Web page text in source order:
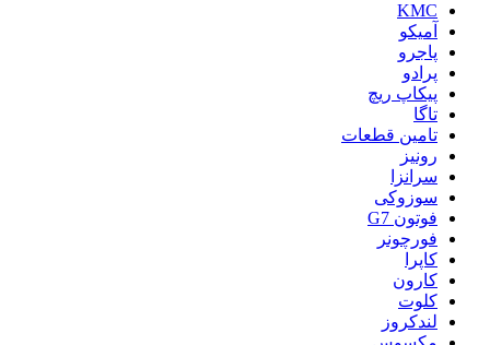
KMC
آمیکو
پاجرو
پرادو
پیکاپ ریچ
تاگا
تامین قطعات
رونیز
سرانزا
سوزوکی
فوتون G7
فورچونر
کاپرا
کارون
کلوت
لندکروز